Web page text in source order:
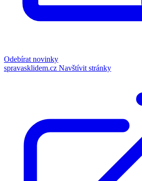
Odebírat novinky
spravasklidem.cz Navštívit stránky